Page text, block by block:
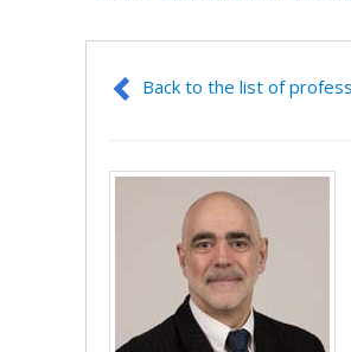
Back to the list of